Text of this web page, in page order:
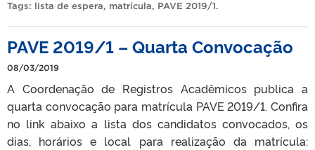
Tags: lista de espera, matrícula, PAVE 2019/1.
PAVE 2019/1 – Quarta Convocação
08/03/2019
A Coordenação de Registros Acadêmicos publica a
quarta convocação para matrícula PAVE 2019/1. Confira
no link abaixo a lista dos candidatos convocados, os
dias, horários e local para realização da matrícula: